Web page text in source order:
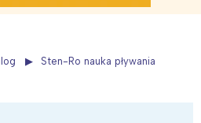
Sten-Ro nauka pływania